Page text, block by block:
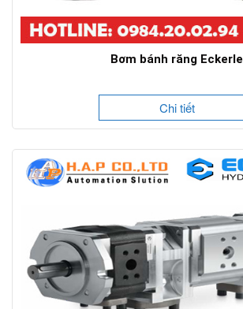
Bơm bánh răng Eckerle
Chi tiết